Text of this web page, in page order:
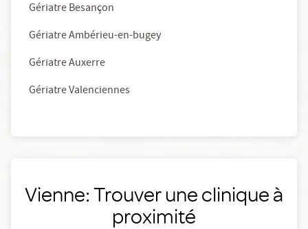
Gériatre Besançon
Gériatre Ambérieu-en-bugey
Gériatre Auxerre
Gériatre Valenciennes
Vienne: Trouver une clinique à
proximité